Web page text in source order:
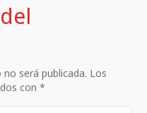
será publicada. Los
con *